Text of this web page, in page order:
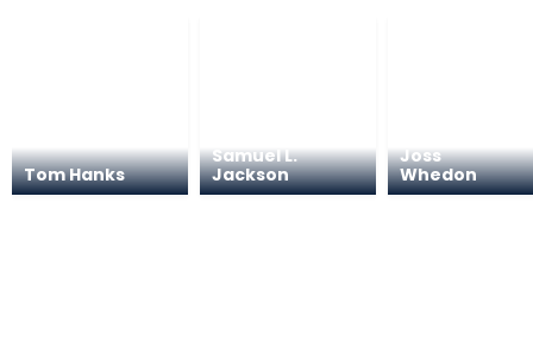
Tom Hanks
Samuel L.
Jackson
Joss
Whedon